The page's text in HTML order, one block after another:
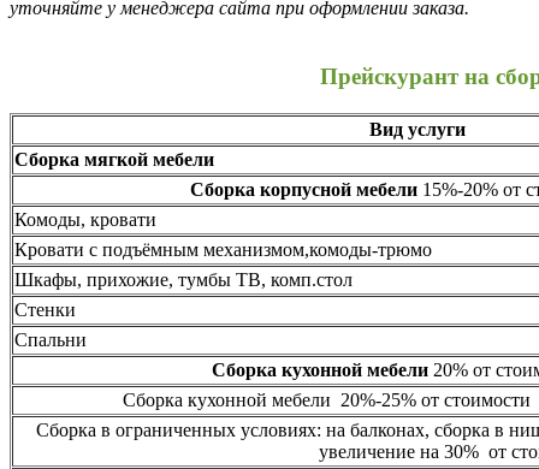
уточняйте у менеджера сайта при оформлении заказа.
Прейскурант на
Вид услуги
Сборка мягкой мебели
Сборка корпусной мебели15%-20% от
Комоды, кровати
Кровати с подъёмным механизмом,комоды-трюмо
Шкафы, прихожие, тумбы ТВ, комп.стол
Стенки
Спальни
Сборка кухонной мебели20% от
Сборка кухонной мебели 20%-25% от стоимости
Сборка в ограниченных условиях: на балконах, сборка в
увеличение на 30% от